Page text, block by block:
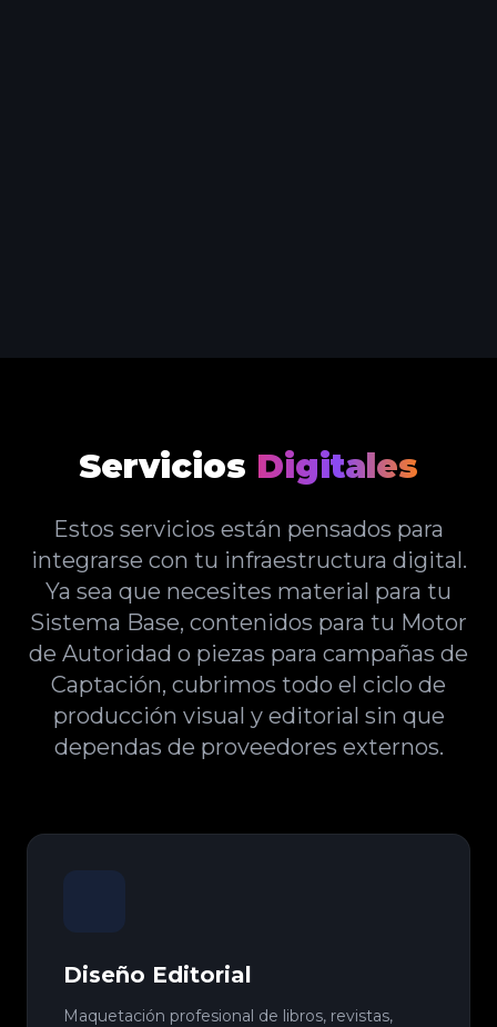
Servicios Digitales
Estos servicios están pensados para
integrarse con tu infraestructura digital.
Ya sea que necesites material para tu
Sistema Base, contenidos para tu Motor
de Autoridad o piezas para campañas de
Captación, cubrimos todo el ciclo de
producción visual y editorial sin que
dependas de proveedores externos.
Diseño Editorial
Maquetación profesional de libros, revistas,